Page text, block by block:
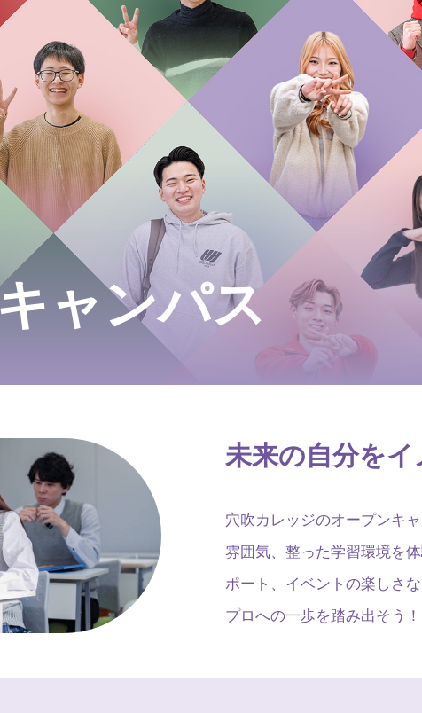
ャンパス
未来の自分を
穴吹カレッジのオープンキ
雰囲気、整った学習環境を
ポート、イベントの楽しさ
プロへの一歩を踏み出そう！